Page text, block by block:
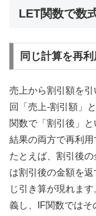
LET関数で数
同じ計算を再
売上から割引額を
回「売上-割引額」
関数で「割引後」
結果の両方で再利用
たとえば、割引後
は割引後の金額を
じ引き算が現れま
義し、IF関数ではそ